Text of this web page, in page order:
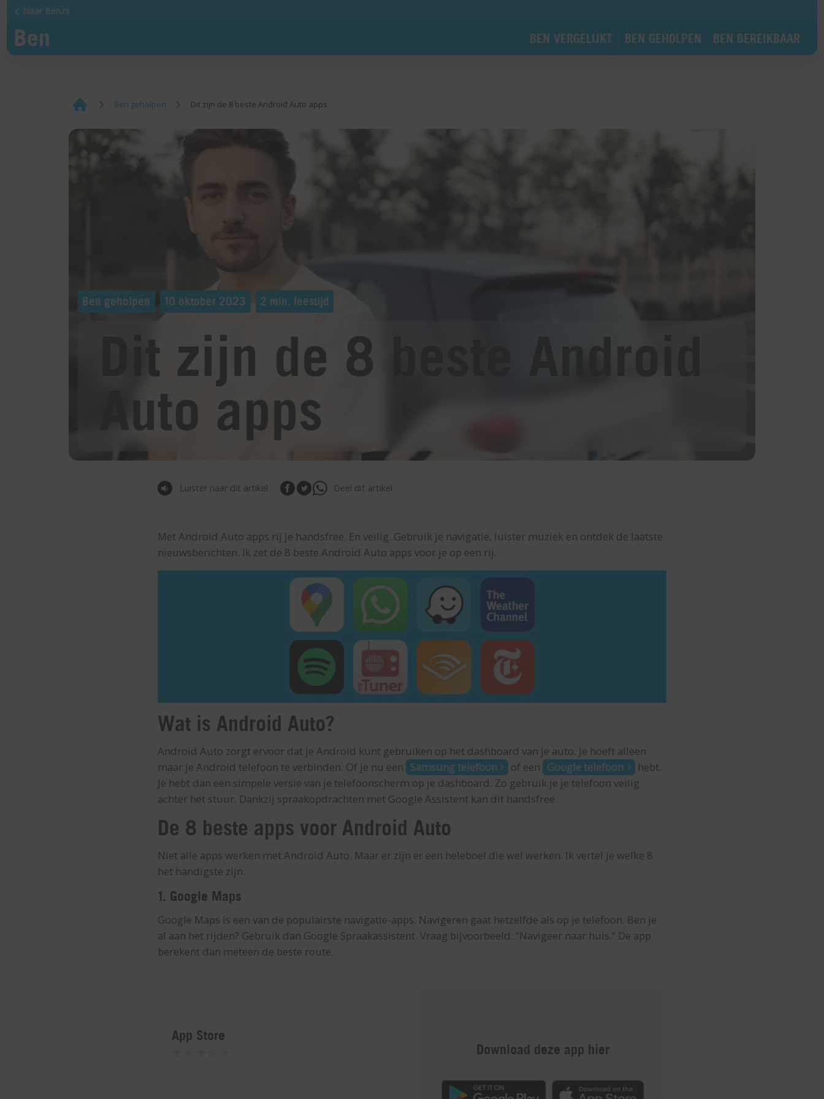
Naar Ben.nl
¡ BEN VERGELIJKT BEN GEHOLPEN BEN BEREIKBAAR
Home Ben geholpen Dit zijn de 8 beste Android Auto apps
Ben geholpen 10 oktober 2023 2 min. leestijd
Dit zijn de 8 beste Android
Auto apps
Luister naar dit artikel Deel dit artikel
Met Android Auto apps rij je handsfree. En veilig. Gebruik je navigatie, luister muziek en ontdek de laatste
nieuwsberichten. Ik zet de 8 beste Android Auto apps voor je op een rij.
Wat is Android Auto?
Android Auto zorgt ervoor dat je Android kunt gebruiken op het dashboard van je auto. Je hoeft alleen
maar je Android telefoon te verbinden. Of je nu een Samsung telefoon of een Google telefoon
hebt.
Je hebt dan een simpele versie van je telefoonscherm op je dashboard. Zo gebruik je je telefoon veilig
achter het stuur. Dankzij spraakopdrachten met Google Assistent kan dit handsfree.
De 8 beste apps voor Android Auto
Niet alle apps werken met Android Auto. Maar er zijn er een heleboel die wel werken. Ik vertel je welke 8
het handigste zijn.
1. Google Maps
Google Maps is een van de populairste navigatie-apps. Navigeren gaat hetzelfde als op je telefoon. Ben je
al aan het rijden? Gebruik dan Google Spraakassistent. Vraag bijvoorbeeld: “Navigeer naar huis.” De app
berekent dan meteen de beste route.
App Store
Download deze app hier